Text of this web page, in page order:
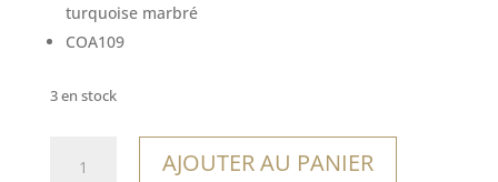
turquoise marbré
COA109
3 en stock
AJOUTER AU PANIER